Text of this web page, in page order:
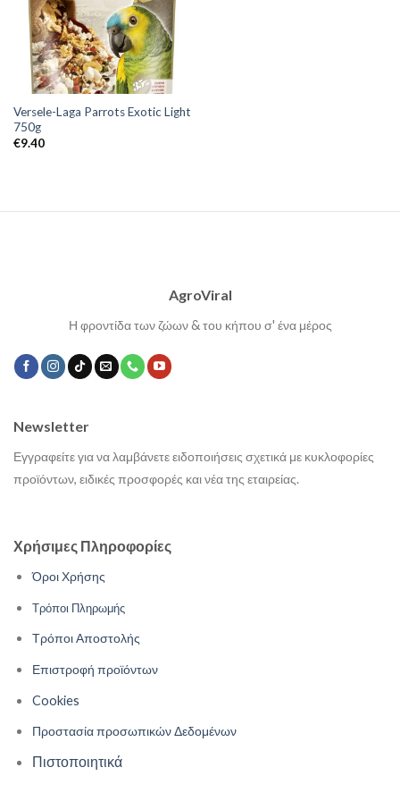
Versele-Laga Parrots Exotic Light
750g
€9.40
AgroViral
Η φροντίδα των ζώων & του κήπου σ' ένα μέρος
Χρήσιμες Πληροφορίες
Όροι Χρήσης
Τρόποι Πληρωμής
Τρόποι Αποστολής
Επιστροφή προϊόντων
Cookies
Προστασία προσωπικών Δεδομένων
Πιστοποιητικά
Newsletter
Εγγραφείτε για να λαμβάνετε ειδοποιήσεις σχετικά με κυκλοφορίες
προϊόντων, ειδικές προσφορές και νέα της εταιρείας.